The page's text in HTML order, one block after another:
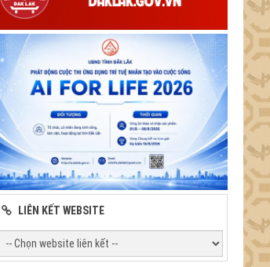
LIÊN KẾT WEBSITE